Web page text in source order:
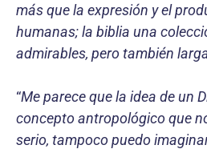
más que la expresión y el
humanas; la biblia una
admirables, pero también
“Me parece que la idea de un
concepto antropológico que
serio, tampoco puedo